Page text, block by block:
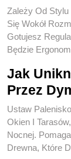
Zależy Od
Się Wokół
Gotujesz
Będzie
Jak
Przez
Ustaw
Okien I
Nocnej.
Drewna, Które